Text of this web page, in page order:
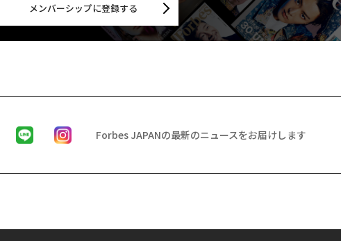
メンバーシップに登録する
Forbes JAPANの最新のニュースをお届けします